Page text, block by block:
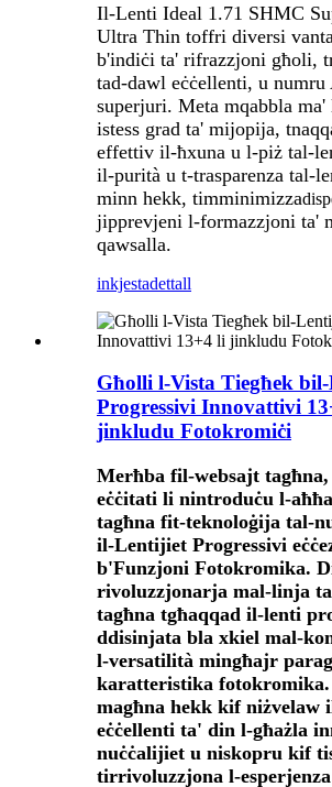
Il-Lenti Ideal 1.71 SHMC
Ultra Thin toffri diversi
b'indiċi ta' rifrazzjoni għoli,
tad-dawl eċċellenti, u numru
superjuri. Meta mqabbla
istess grad ta' mijopija,
effettiv il-ħxuna u l-piż tal-
il-purità u t-trasparenza tal-
minn hekk, timminimizza
jipprevjeni l-formazzjoni ta'
qawsalla.
inkjestadettall
Għolli l-Vista Tiegħek
Progressivi Innovattivi
jinkludu Fotokromiċi
Merħba fil-websajt
eċċitati li nintroduċu l-
tagħna fit-teknoloġija tal-
il-Lentijiet Progressivi
b'Funzjoni Fotokromika.
rivoluzzjonarja mal-linja
tagħna tgħaqqad il-lenti
ddisinjata bla xkiel mal-
l-versatilità mingħajr
karatteristika
magħna hekk kif niżvelaw
eċċellenti ta' din l-għażla
nuċċalijiet u niskopru kif
tirrivoluzzjona l-